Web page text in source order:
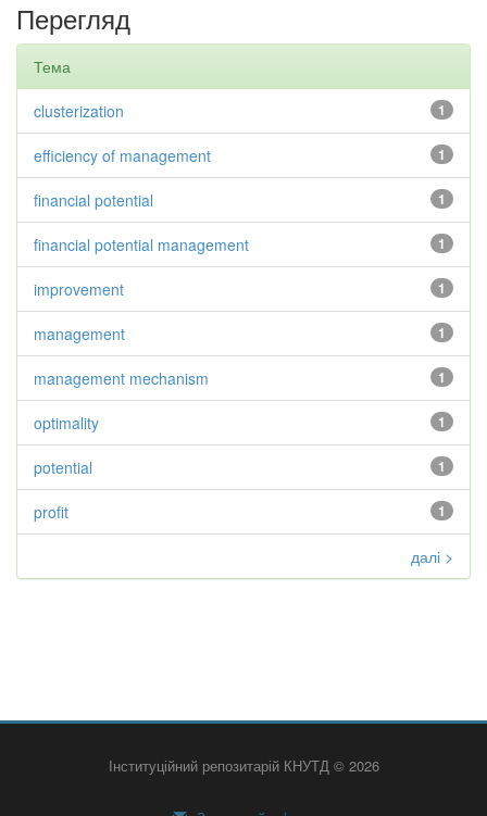
Перегляд
Тема
1
clusterization
1
efficiency of management
1
financial potential
1
financial potential management
1
improvement
1
management
1
management mechanism
1
optimality
1
potential
1
profit
далі >
Інституційний репозитарій КНУТД © 2026